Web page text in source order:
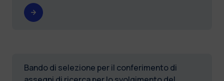
Bando di selezione per il conferimento di